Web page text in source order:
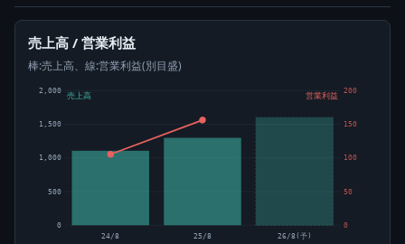
売上高 / 営業利益
棒:売上高、線:営業利益(別目盛)
0
500
1,000
1,500
2,000
0
50
100
150
200
24/8 25/8 26/8(予)
売上高 営業利益